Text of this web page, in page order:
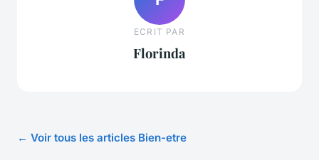
ECRIT PAR
Florinda
← Voir tous les articles Bien-etre